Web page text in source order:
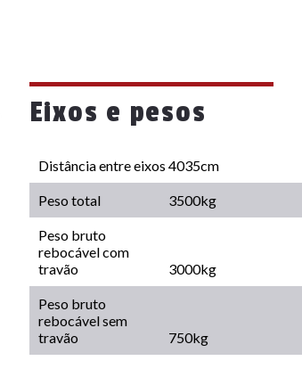
Eixos e pesos
Distância entre eixos 4035cm
Peso total 3500kg
Peso bruto
rebocável com
travão
3000kg
Peso bruto
rebocável sem
travão
750kg